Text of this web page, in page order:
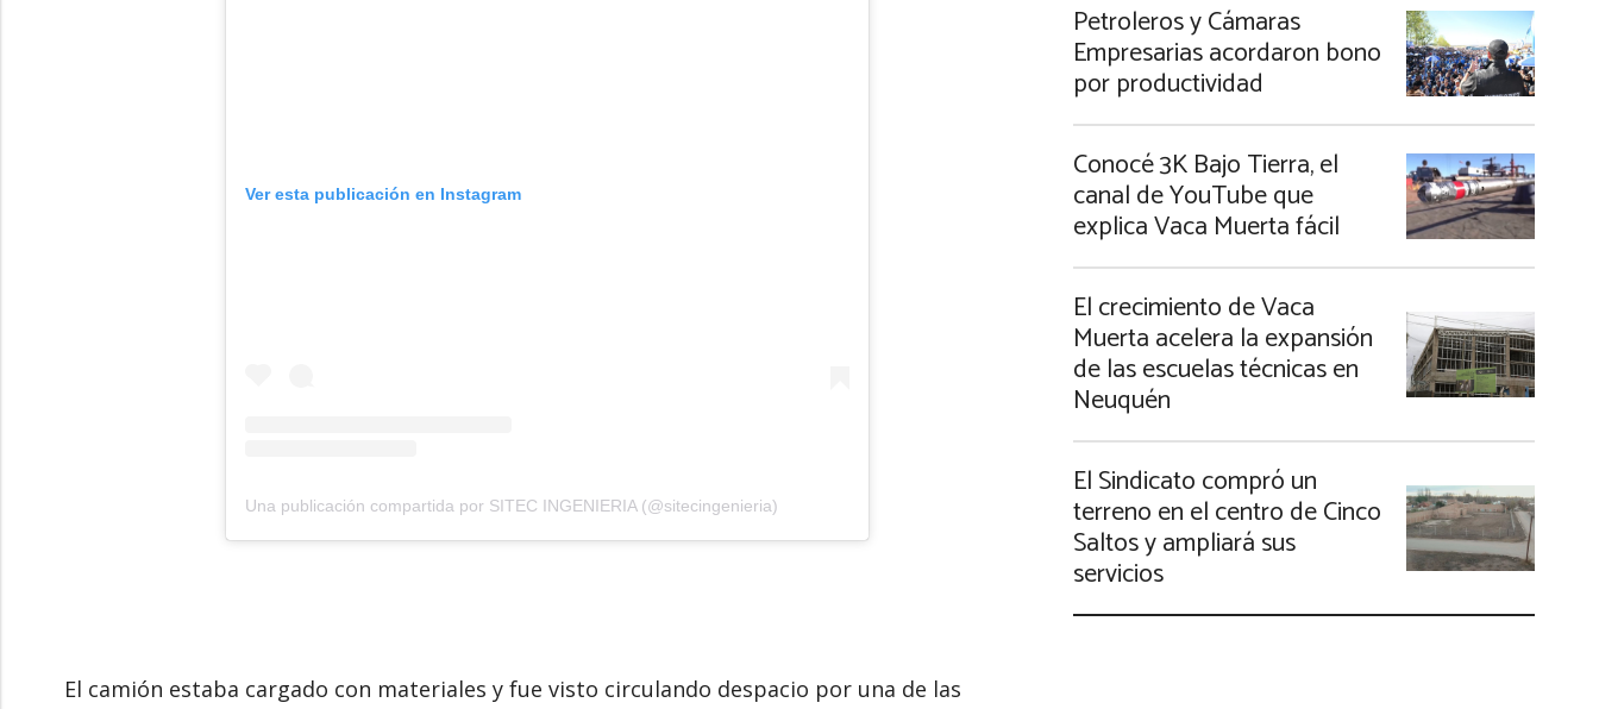
Ver esta publicación en Instagram
Una publicación compartida por SITEC INGENIERIA (@sitecingenieria)
El camión estaba cargado con materiales y fue visto circulando despacio por una de las
Petroleros y Cámaras
Empresarias acordaron bono
por productividad
Conocé 3K Bajo Tierra, el
canal de YouTube que
explica Vaca Muerta fácil
El crecimiento de Vaca
Muerta acelera la expansión
de las escuelas técnicas en
Neuquén
El Sindicato compró un
terreno en el centro de Cinco
Saltos y ampliará sus
servicios